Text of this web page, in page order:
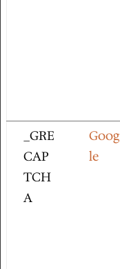
_GRE
CAP
TCH
A
Goog
le